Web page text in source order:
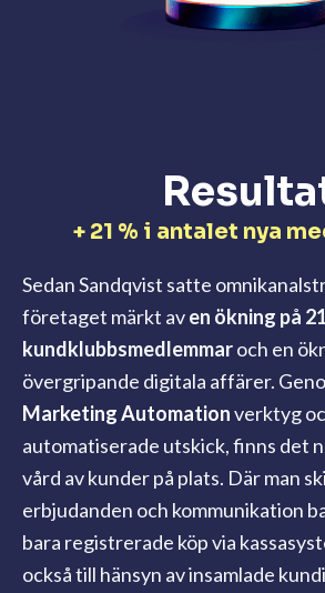
+ 21 % i antalet nya
Sedan Sandqvist satte
företaget märkt aven ökning på
kundklubbsmedlemmaroch en
övergripande digitala affärer.
Marketing Automationverktyg
automatiserade utskick, finns det
vård av kunder på plats. Där man
erbjudanden och kommunikation
bara registrerade köp via
också till hänsyn av insamlade